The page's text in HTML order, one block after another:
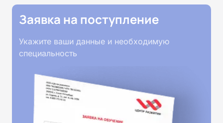
Заявка на поступление
Укажите ваши данные и необходимую
специальность